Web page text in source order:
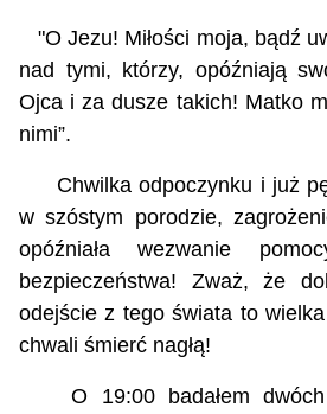
"O Jezu! Miłości moja, bądź
nad tymi, którzy, opóźniają
Ojca i za dusze takich! Matko
nimi”.
Chwilka odpoczynku i już
w szóstym porodzie,
opóźniała wezwanie
bezpieczeństwa! Zważ, że
odejście z tego świata to
chwali śmierć nagłą!
O 19:00 badałem dwóch